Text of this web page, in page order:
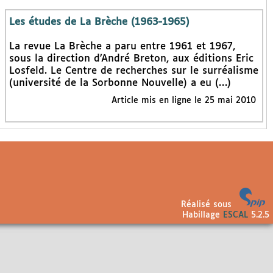
Les études de La Brèche (1963-1965)
La revue La Brèche a paru entre 1961 et 1967,
sous la direction d’André Breton, aux éditions Eric
Losfeld. Le Centre de recherches sur le surréalisme
(université de la Sorbonne Nouvelle) a eu (…)
Article mis en ligne le 25 mai 2010
Réalisé sous
Habillage
ESCAL5.2.5